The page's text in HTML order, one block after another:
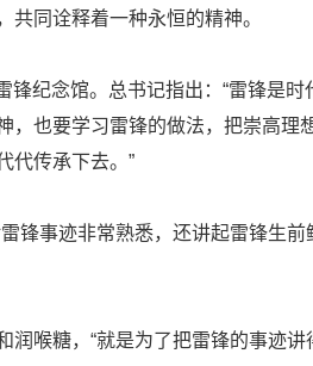
同诠释着一种永恒的精神。
纪念馆。总书记指出：“雷锋是
也要学习雷锋的做法，把崇高理
代传承下去。”
锋事迹非常熟悉，还讲起雷锋生前
喉糖，“就是为了把雷锋的事迹讲